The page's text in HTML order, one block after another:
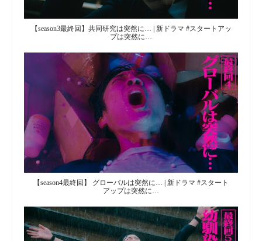
【season3最終回】共同研究は突然に… | 新ドラマ #スタートアッ
プは突然に…
【season4最終回】 グローバルは突然に… | 新ドラマ #スタート
アップは突然に…